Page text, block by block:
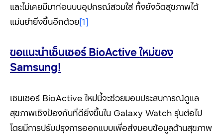
และไม่เคยมีมาก่อนบนอุปกรณ์สวมใส่ ทั้งยังวัดสุขภาพได้
แม่นยำยิ่งขึ้นอีกด้วย[1]
ขอแนะนำเซ็นเซอร์BioActiveใหม่ของ
Samsung!
เซนเซอร์ BioActive ใหม่นี้จะช่วยมอบประสบการณ์ดูแล
สุขภาพเชิงป้องกันที่ดียิ่งขึ้นใน Galaxy Watch รุ่นต่อไป
โดยมีการปรับปรุงการออกแบบเพื่อส่งมอบข้อมูลด้านสุขภาพ